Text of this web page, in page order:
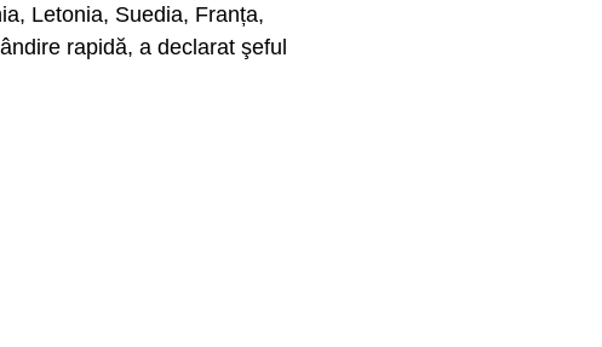
Letonia, Suedia, Franța,
rapidă, a declarat şeful